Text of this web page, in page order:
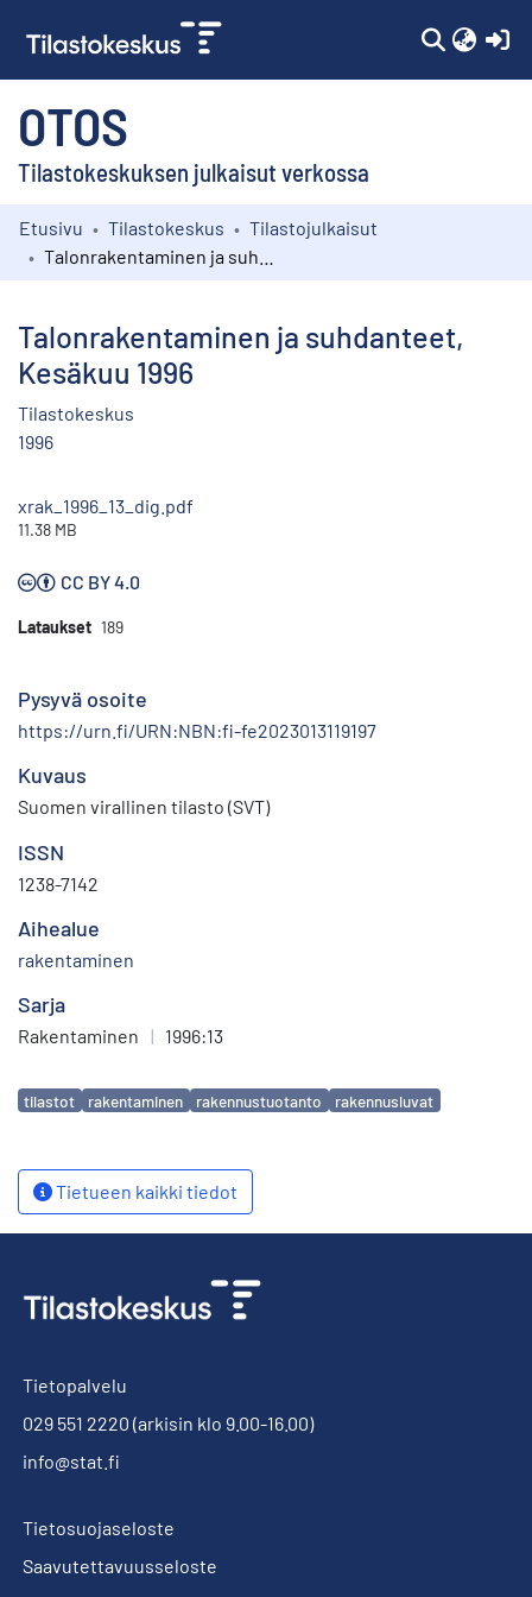
OTOS
Tilastokeskuksen julkaisut verkossa
Kokoelmat
Etusivu Tilastokeskus
Tilastojulkaisut
Talonrakentaminen ja suhdanteet,
Kesäkuu 1996
Tilastokeskus
1996
xrak_1996_13_dig.pdf
11.38 MB
CC BY 4.0
Lataukset 189
Pysyvä osoite
https://urn.fi/URN:NBN:fi-fe2023013119197
Kuvaus
Suomen virallinen tilasto (SVT)
ISSN
1238-7142
Aihealue
rakentaminen
Sarja
Rakentaminen | 1996:13
Avainsanat
tilastot rakentaminen rakennustuotanto rakennusluvat
Tietueen kaikki tiedot
Tietopalvelu
029 551 2220 (arkisin klo 9.00-16.00)
info@stat.fi
Tietosuojaseloste
Saavutettavuusseloste